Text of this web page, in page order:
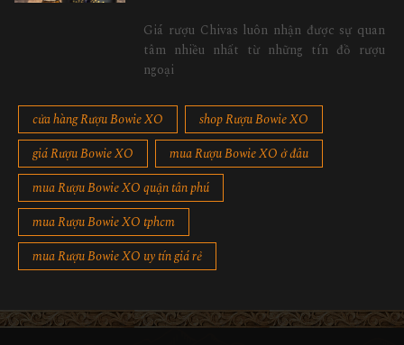
Giá rượu Chivas luôn nhận được sự quan
tâm nhiều nhất từ những tín đồ rượu
ngoại
cửa hàng Rượu Bowie XO
shop Rượu Bowie XO
giá Rượu Bowie XO
mua Rượu Bowie XO ở đâu
mua Rượu Bowie XO quận tân phú
mua Rượu Bowie XO tphcm
mua Rượu Bowie XO uy tín giá rẻ